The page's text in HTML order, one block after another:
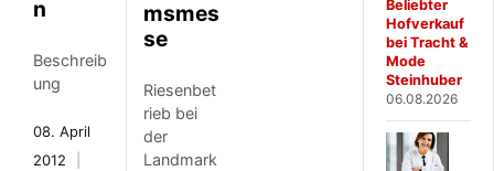
n
Beschreib
ung
08. April
2012
msmes
se
Riesenbet
rieb bei
der
Landmark
Beliebter
Hofverkauf
bei Tracht &
Mode
Steinhuber
06.08.2026